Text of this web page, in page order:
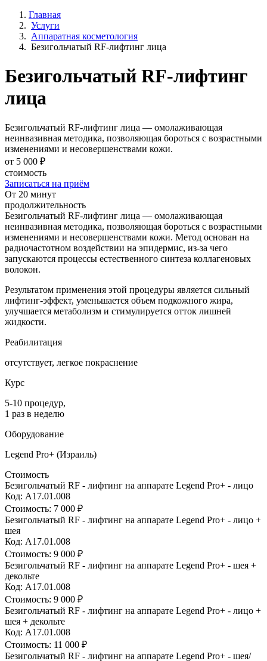
Главная
Услуги
Аппаратная косметология
Безигольчатый RF-лифтинг лица
Безигольчатый RF-лифтинг
лица
Безигольчатый RF-лифтинг лица — омолаживающая
неинвазивная методика, позволяющая бороться с возрастными
изменениями и несовершенствами кожи.
от 5 000 ₽
стоимость
Записаться на приём
От 20 минут
продолжительность
Безигольчатый RF-лифтинг лица — омолаживающая
неинвазивная методика, позволяющая бороться с возрастными
изменениями и несовершенствами кожи. Метод основан на
радиочастотном воздействии на эпидермис, из-за чего
запускаются процессы естественного синтеза коллагеновых
волокон.
Результатом применения этой процедуры является сильный
лифтинг-эффект, уменьшается объем подкожного жира,
улучшается метаболизм и стимулируется отток лишней
жидкости.
Реабилитация
отсутствует, легкое покраснение
Курс
5-10 процедур,
1 раз в неделю
Оборудование
Legend Pro+ (Израиль)
Стоимость
Безигольчатый RF - лифтинг на аппарате Legend Pro+ - лицо
Код: A17.01.008
Стоимость: 7 000 ₽
Безигольчатый RF - лифтинг на аппарате Legend Pro+ - лицо +
шея
Код: A17.01.008
Стоимость: 9 000 ₽
Безигольчатый RF - лифтинг на аппарате Legend Pro+ - шея +
декольте
Код: A17.01.008
Стоимость: 9 000 ₽
Безигольчатый RF - лифтинг на аппарате Legend Pro+ - лицо +
шея + декольте
Код: A17.01.008
Стоимость: 11 000 ₽
Безигольчатый RF - лифтинг на аппарате Legend Pro+ - шея/